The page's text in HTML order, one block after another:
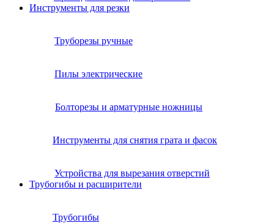
Инструменты для резки
Труборезы ручные
Пилы электрические
Болторезы и арматурные ножницы
Инструменты для снятия грата и фасок
Устройства для вырезания отверстий
Трубогибы и расширители
Трубогибы